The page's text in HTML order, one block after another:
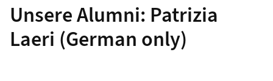
Unsere Alumni: Patrizia
Laeri (German only)